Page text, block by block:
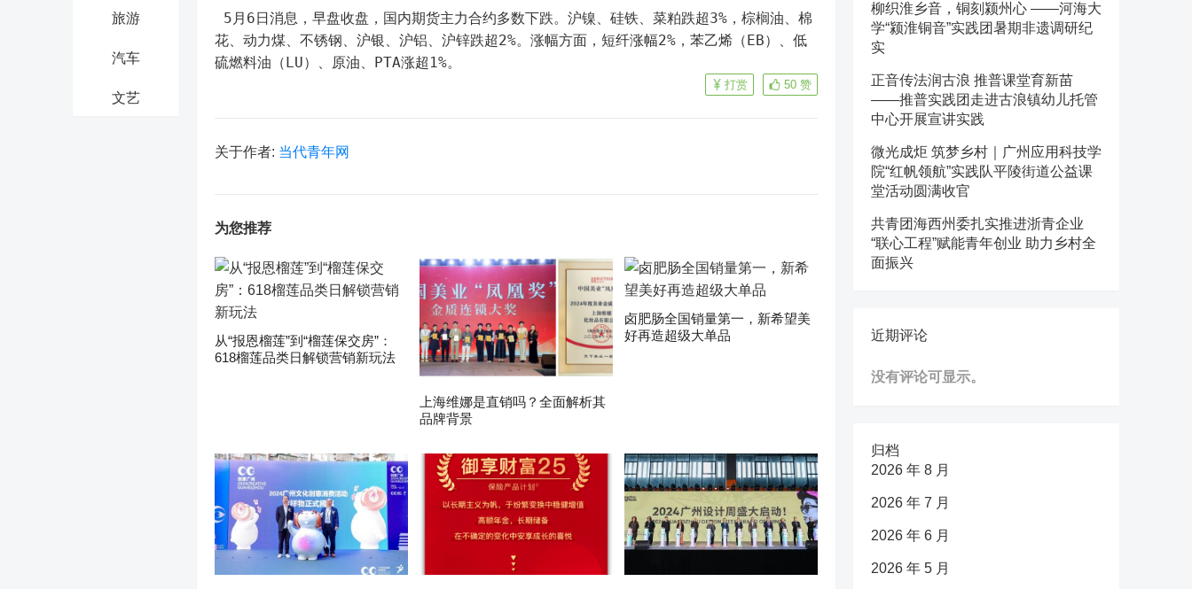
旅游
汽车
文艺
5月6日消息，早盘收盘，国内期货主力合约多数下跌。沪镍、硅铁、菜粕跌超3%，棕榈油、棉
花、动力煤、不锈钢、沪银、沪铝、沪锌跌超2%。涨幅方面，短纤涨幅2%，苯乙烯（EB）、低
硫燃料油（LU）、原油、PTA涨超1%。
50 赞
打赏
关于作者: 当代青年网
为您推荐
从“报恩榴莲”到“榴莲保交房”：
618榴莲品类日解锁营销新玩法
上海维娜是直销吗？全面解析其
品牌背景
卤肥肠全国销量第一，新希望美
好再造超级大单品
柳织淮乡音，铜刻颍州心 ——河海大
学“颍淮铜音”实践团暑期非遗调研纪
实
正音传法润古浪 推普课堂育新苗
——推普实践团走进古浪镇幼儿托管
中心开展宣讲实践
微光成炬 筑梦乡村｜广州应用科技学
院“红帆领航”实践队平陵街道公益课
堂活动圆满收官
共青团海西州委扎实推进浙青企业
“联心工程”赋能青年创业 助力乡村全
面振兴
近期评论
没有评论可显示。
归档
2026 年 8 月
2026 年 7 月
2026 年 6 月
2026 年 5 月